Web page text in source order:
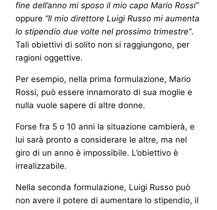
fine dell’anno mi sposo il mio capo Mario Rossi”
oppure “Il mio direttore Luigi Russo mi aumenta
lo stipendio due volte nel prossimo trimestre”.
Tali obiettivi di solito non si raggiungono, per
ragioni oggettive.
Per esempio, nella prima formulazione, Mario
Rossi, può essere innamorato di sua moglie e
nulla vuole sapere di altre donne.
Forse fra 5 o 10 anni la situazione cambierà, e
lui sarà pronto a considerare le altre, ma nel
giro di un anno è impossibile. L’obiettivo è
irrealizzabile.
Nella seconda formulazione, Luigi Russo può
non avere il potere di aumentare lo stipendio, il